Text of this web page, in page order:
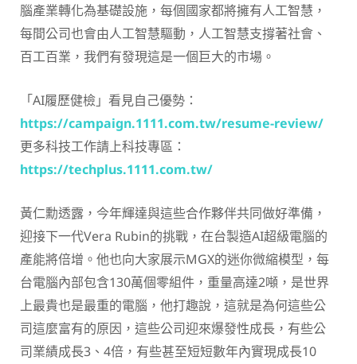
腦產業轉化為基礎設施，每個國家都將擁有人工智慧，
每間公司也會由人工智慧驅動，人工智慧支撐著社會、
百工百業，我們有發現這是一個巨大的市場。
「AI履歷健檢」看見自己優勢：
https://campaign.1111.com.tw/resume-review/
更多科技工作請上科技專區：
https://techplus.1111.com.tw/
黃仁勳透露，今年輝達與這些合作夥伴共同做好準備，
迎接下一代Vera Rubin的挑戰，在台製造AI超級電腦的
產能將倍增。他也向大家展示MGX的迷你微縮模型，每
台電腦內部包含130萬個零組件，重量高達2噸，是世界
上最貴也是最重的電腦，他打趣說，這就是為何這些公
司這麼富有的原因，這些公司迎來爆發性成長，有些公
司業績成長3、4倍，有些甚至短短數年內實現成長10